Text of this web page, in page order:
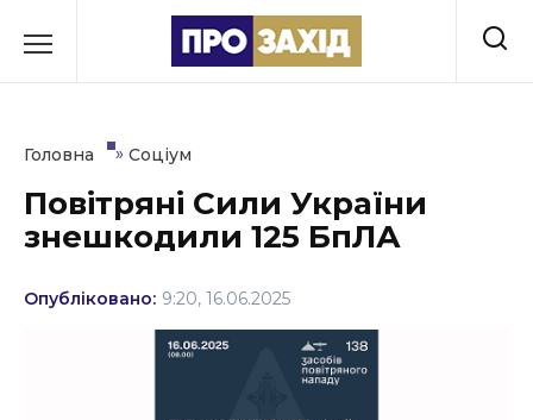
до
Культура
Освіта
Головна » Соціум
Повітряні Сили України
знешкодили 125 БпЛА
Опубліковано: 9:20, 16.06.2025